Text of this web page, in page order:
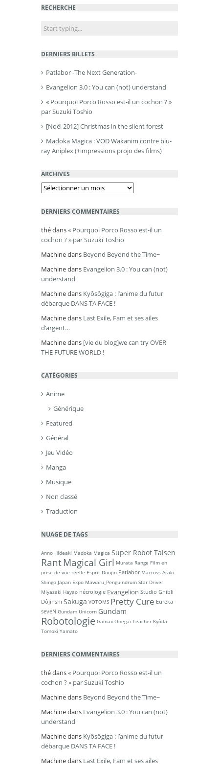
RECHERCHE
DERNIERS BILLETS
Patlabor -The Next Generation-
Evangelion 3.0 : You can (not) understand
« Pourquoi Porco Rosso est-il un cochon ? »
par Suzuki Toshio
[Noël 2012] Christmas in the silent forest
Madoka Magica : VOD Wakanim contre blu-
ray Aniplex (+impressions projo des films)
ARCHIVES
Archives
DERNIERS COMMENTAIRES
thédans« Pourquoi Porco Rosso est-il un
cochon ? » par Suzuki Toshio
Machinedans Beyond Beyond the Time~
Machinedans Evangelion 3.0 : You can (not)
understand
Machinedans Kyôsôgiga : l’anime du futur
débarque DANS TA FACE !
Machinedans Last Exile, Fam et ses ailes
d’argent…
Machinedans [vie du blog]we can try OVER
THE FUTURE WORLD !
CATÉGORIES
Anime
Générique
Featured
Général
Jeu Vidéo
Manga
Musique
Non classé
Traduction
NUAGE DE TAGS
Anno Hideaki Madoka Magica Super Robot Taisen
RantMagical Girl Murata Range Film en
prise de vue réelle Esprit Doujin Patlabor Macross Araki
Shingo Japan Expo Mawaru_Penguindrum Star Driver
Miyazaki Hayao nécrologie Evangelion Studio Ghibli
Dôjinshi Sakuga VOTOMS Pretty Cure Eureka
seveN Gundam Unicorn Gundam
Robotologie Gainax Onegai Teacher Kyôda
Tomoki Yamato
DERNIERS COMMENTAIRES
thédans« Pourquoi Porco Rosso est-il un
cochon ? » par Suzuki Toshio
Machinedans Beyond Beyond the Time~
Machinedans Evangelion 3.0 : You can (not)
understand
Machinedans Kyôsôgiga : l’anime du futur
débarque DANS TA FACE !
Machinedans Last Exile, Fam et ses ailes